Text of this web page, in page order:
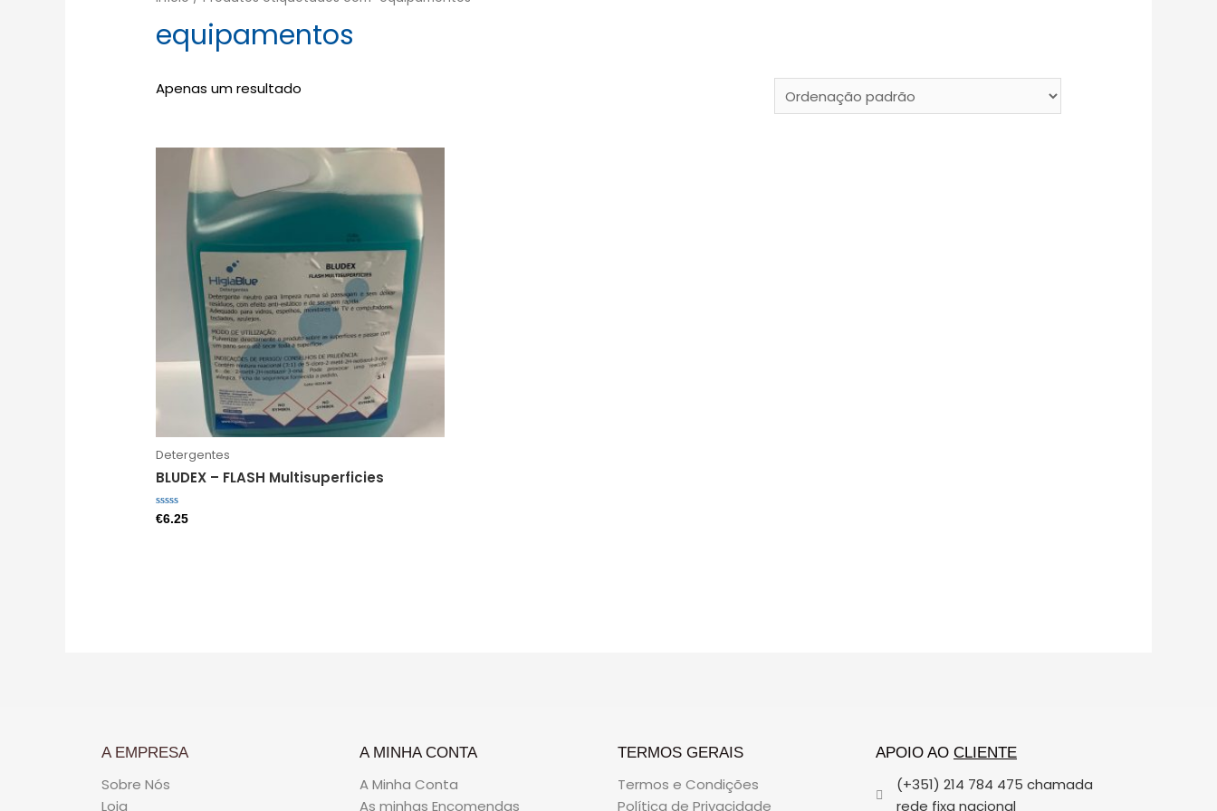
equipamentos
Apenas um resultado
Detergentes
BLUDEX – FLASH Multisuperficies
Avaliação
0
€6.25
A EMPRESA
Sobre Nós
Loja
A MINHA CONTA
A Minha Conta
As minhas Encomendas
TERMOS GERAIS
Termos e Condições
Política de Privacidade
APOIO AO CLIENTE
(+351) 214 784 475 chamada
rede fixa nacional